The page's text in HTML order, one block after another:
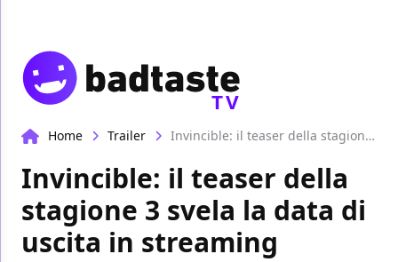
TV
Home Trailer Invincible: il teaser della stagione 3 svela la data di uscita in streaming
Invincible: il teaser della
stagione 3 svela la data di
uscita in streaming